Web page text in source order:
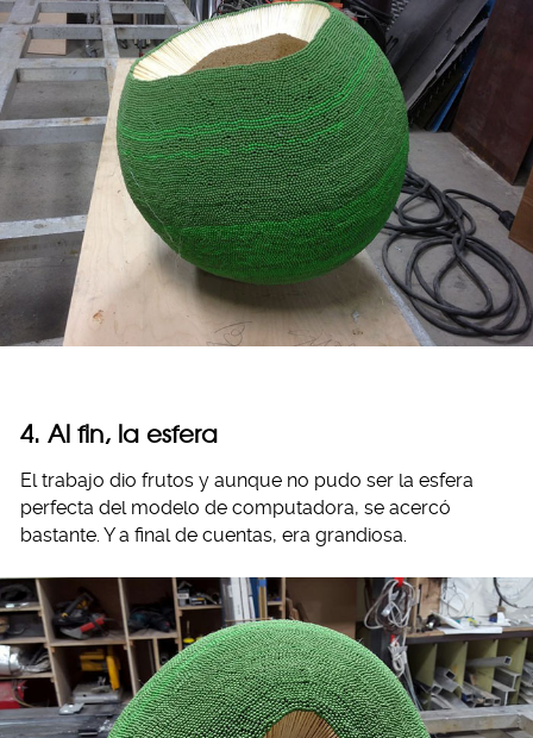
4. Al fin, la esfera
El trabajo dio frutos y aunque no pudo ser la esfera
perfecta del modelo de computadora, se acercó
bastante. Y a final de cuentas, era grandiosa.